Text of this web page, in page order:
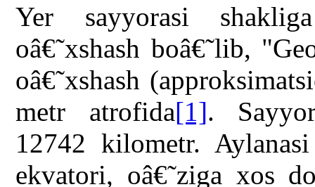
Yer sayyorasi
oâ€˜xshash boâ€˜lib,
oâ€˜xshash
metr atrofida[1].
12742 kilometr.
ekvatori, oâ€˜ziga xos